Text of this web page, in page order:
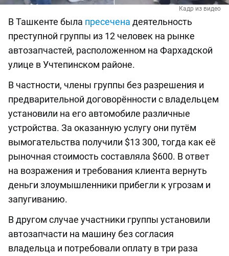
Кадр из видео
В Ташкенте была пресечена деятельность
преступной группы из 12 человек на рынке
автозапчастей, расположенном на Фархадской
улице в Учтепинском районе.
В частности, члены группы без разрешения и
предварительной договорённости с владельцем
установили на его автомобиле различные
устройства. За оказанную услугу они путём
вымогательства получили $13 300, тогда как её
рыночная стоимость составляла $600. В ответ
на возражения и требования клиента вернуть
деньги злоумышленники прибегли к угрозам и
запугиванию.
В другом случае участники группы установили
автозапчасти на машину без согласия
владельца и потребовали оплату в три раза